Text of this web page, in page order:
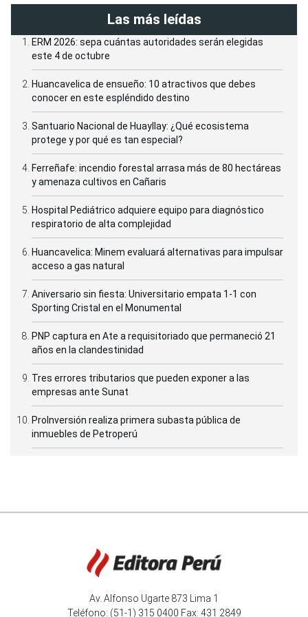
Las más leídas
ERM 2026: sepa cuántas autoridades serán elegidas
este 4 de octubre
Huancavelica de ensueño: 10 atractivos que debes
conocer en este espléndido destino
Santuario Nacional de Huayllay: ¿Qué ecosistema
protege y por qué es tan especial?
Ferreñafe: incendio forestal arrasa más de 80 hectáreas
y amenaza cultivos en Cañaris
Hospital Pediátrico adquiere equipo para diagnóstico
respiratorio de alta complejidad
Huancavelica: Minem evaluará alternativas para impulsar
acceso a gas natural
Aniversario sin fiesta: Universitario empata 1-1 con
Sporting Cristal en el Monumental
PNP captura en Ate a requisitoriado que permaneció 21
años en la clandestinidad
Tres errores tributarios que pueden exponer a las
empresas ante Sunat
ProInversión realiza primera subasta pública de
inmuebles de Petroperú
Av. Alfonso Ugarte 873 Lima 1
Teléfono: (51-1) 315 0400 Fax: 431 2849